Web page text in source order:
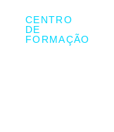
CENTRO
DE
FORMAÇÃO